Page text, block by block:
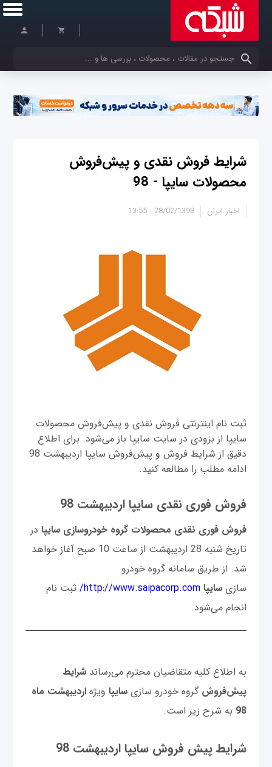
کلمات کلیدی خود را وارد کنید
شرایط فروش نقدی و پیش‌فروش
محصولات سایپا - 98
28/02/1398 - 13:55 اخبار ایران
ثبت نام اینترنتی فروش نقدی و پیش‌فروش محصولات
سایپا از بزودی در سایت سایپا باز می‌شود. برای اطلاع
دقیق از شرایط فروش و پیش‌فروش سایپا اردیبهشت 98
ادامه مطلب را مطالعه کنید.
فروش فوری نقدی سایپا اردیبهشت 98
فروش فوری نقدی محصولات گروه خودروسازی سايپا در
تاريخ شنبه 28 ارديبهشت از ساعت 10 صبح آغاز خواهد
شد. از طریق سامانه گروه خودرو
سازیسایپاhttp://www.saipacorp.com/ ثبت نام
انجام می‌شود.
به اطلاع کلیه متقاضیان محترم می‌‌رساندشرایط
پیش‌فروش گروه خودرو سازیسایپا ویژه اردیبهشت ماه
98 به شرح زیر است.
شرایط پیش فروش سایپا اردیبهشت 98